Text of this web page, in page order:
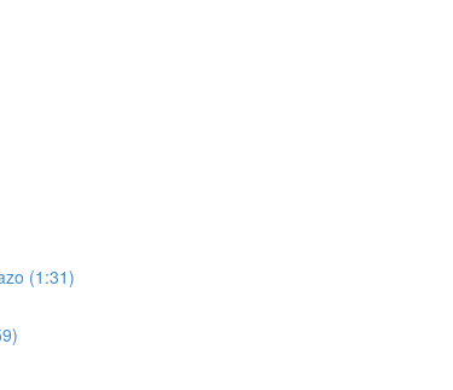
(1:31)